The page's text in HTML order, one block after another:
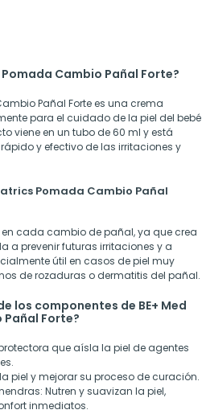
Pomada Cambio Pañal Forte?
Pañal Forte es una crema
para el cuidado de la piel del bebé
viene en un tubo de 60 ml y está
y efectivo de las irritaciones y
Pomada Cambio Pañal
cada cambio de pañal, ya que crea
a prevenir futuras irritaciones y a
útil en casos de piel muy
de rozaduras o dermatitis del pañal.
los componentes de BE+ Med
Forte?
que aísla la piel de agentes
piel y mejorar su proceso de curación.
: Nutren y suavizan la piel,
inmediatos.